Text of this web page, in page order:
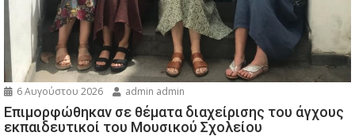
6 Αυγούστου 2026 admin admin
Eπιμορφώθηκαν σε θέματα διαχείρισης του άγχους
εκπαιδευτικοί του Μουσικού Σχολείου